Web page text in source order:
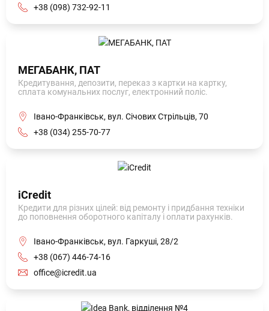
+38 (098) 732-92-11
МЕГАБАНК, ПАТ
Кредитування, депозити, переказ з картки на картку,
сплата комунальних послуг, електронний поліс.
Івано-Франківськ, вул. Січових Стрільців, 70
+38 (034) 255-70-77
iСredit
Кредити для різних цілей: від ремонту і придбання техніки
до поповнення оборотного капіталу і оплати рахунків.
Івано-Франківськ, вул. Гаркуші, 28/2
+38 (067) 446-74-16
office@icredit.ua